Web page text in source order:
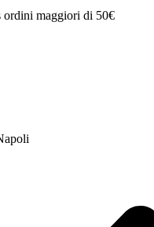
ordini maggiori di 50€